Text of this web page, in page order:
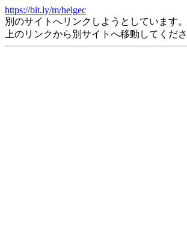
https://bit.ly/m/helgec
別のサイトへリンクしようとしています。
上のリンクから別サイトへ移動してくださ